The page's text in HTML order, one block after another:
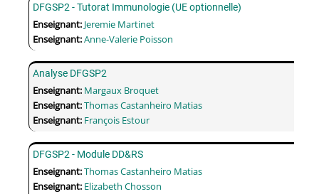
DFGSP2 - Tutorat Immunologie (UE optionnelle)
Enseignant: Jeremie Martinet
Enseignant:Anne-Valerie Poisson
Analyse DFGSP2
Enseignant: Margaux Broquet
Enseignant:Thomas Castanheiro Matias
Enseignant: François Estour
DFGSP2 - Module DD&RS
Enseignant:Thomas Castanheiro Matias
Enseignant: Elizabeth Chosson